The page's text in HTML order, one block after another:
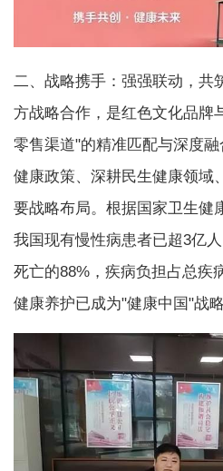
二、战略携手：强强联动，共
方战略合作，是红色文化品牌
零售渠道"的精准匹配与深度
健康政策、深耕民生健康领域
要战略布局。根据国家卫生健
我国现有慢性病患者已超3亿
死亡的88%，疾病负担占总疾
健康养护已成为"健康中国"战